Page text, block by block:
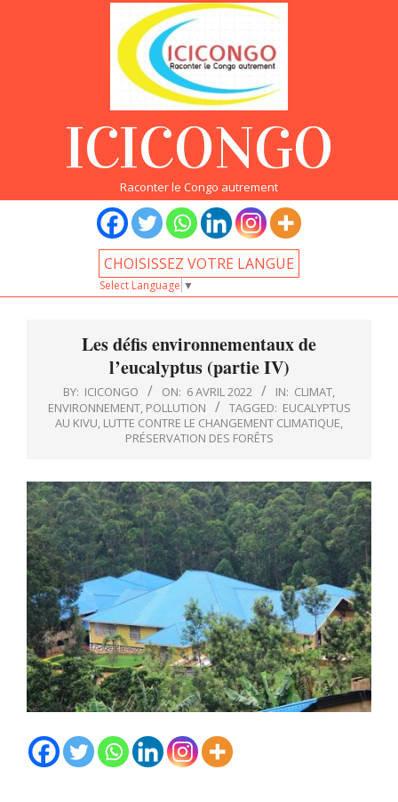
ICICONGO
Raconter le Congo autrement
CHOISISSEZ VOTRE LANGUE
Select Language ▼
Les défis environnementaux de
l’eucalyptus (partie IV)
BY: ICICONGO ON: 6 AVRIL 2022 IN: CLIMAT,
ENVIRONNEMENT, POLLUTION TAGGED: EUCALYPTUS
AU KIVU, LUTTE CONTRE LE CHANGEMENT CLIMATIQUE,
PRÉSERVATION DES FORÊTS